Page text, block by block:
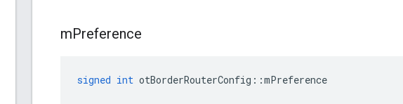
mPreference
signed int otBorderRouterConfig ::mPreference